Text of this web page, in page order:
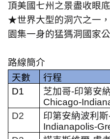
頂美國七州之景盡收眼底
★世界大型的洞穴之一
園集一身的猛獁洞國家
路線簡介
天數
行程
D1
芝加哥-印第安
Chicago-
D2
印第安納波利斯
Indianapolis-